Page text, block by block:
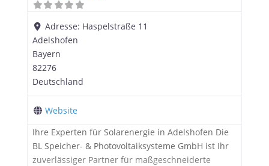
Adresse: Haspelstraße 11
Adelshofen
Bayern
82276
Deutschland
Website
Ihre Experten für Solarenergie in Adelshofen Die
BL Speicher- & Photovoltaiksysteme GmbH ist Ihr
zuverlässiger Partner für maßgeschneiderte